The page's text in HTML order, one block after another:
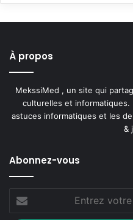
À propos
MekssiMed , un site qui
culturelles et informatiques.
astuces informatiques et les
&
Abonnez-vous